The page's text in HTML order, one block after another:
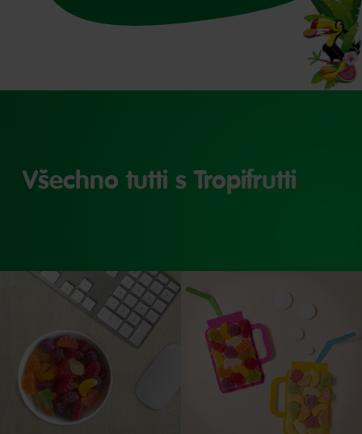
Všechno tutti s Tropifrutti